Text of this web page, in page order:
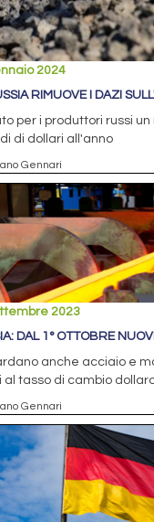
2024
RIMUOVE I DAZI
per i produttori russi un
di dollari all'anno
Gennari
2023
DAL 1° OTTOBRE
anche acciaio e
al tasso di cambio
Gennari